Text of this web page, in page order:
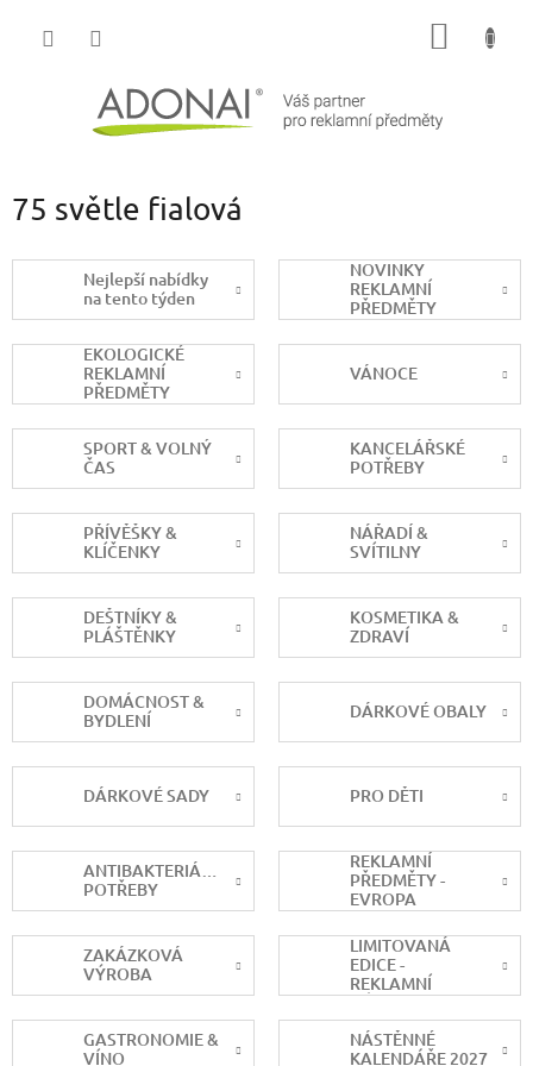
75 světle fialová
Nejlepší nabídky
na tento týden
NOVINKY
REKLAMNÍ
PŘEDMĚTY
EKOLOGICKÉ
REKLAMNÍ
PŘEDMĚTY
VÁNOCE
SPORT & VOLNÝ
ČAS
KANCELÁŘSKÉ
POTŘEBY
PŘÍVĚŠKY &
KLÍČENKY
NÁŘADÍ &
SVÍTILNY
DEŠTNÍKY &
PLÁŠTĚNKY
KOSMETIKA &
ZDRAVÍ
DOMÁCNOST &
BYDLENÍ
DÁRKOVÉ OBALY
DÁRKOVÉ SADY PRO DĚTI
ANTIBAKTERIÁLNÍ
POTŘEBY
REKLAMNÍ
PŘEDMĚTY -
EVROPA
ZAKÁZKOVÁ
VÝROBA
LIMITOVANÁ
EDICE -
REKLAMNÍ
DÁRKY
GASTRONOMIE &
VÍNO
NÁSTĚNNÉ
KALENDÁŘE 2027